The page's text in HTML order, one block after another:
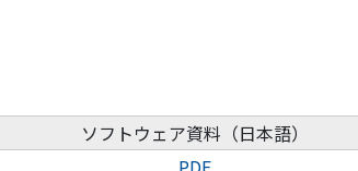
ソフトウェア資料 （日本語）